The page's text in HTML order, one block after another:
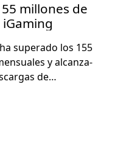
millones de
super­a­do los 155
y alcan­za­
de…